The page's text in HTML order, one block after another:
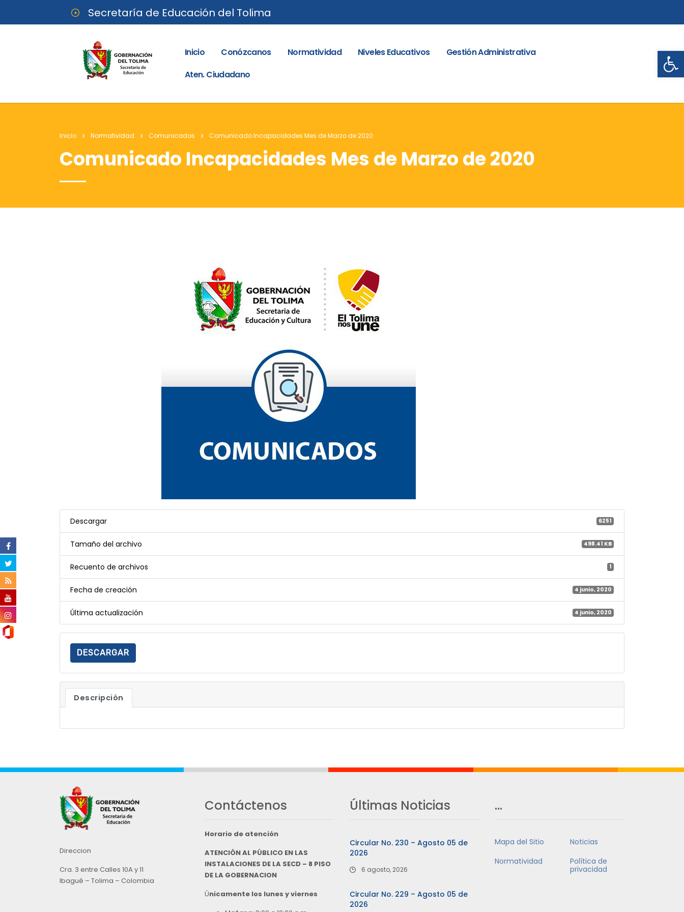
Secretaría de Educación del Tolima
Inicio Conózcanos Normatividad Niveles Educativos
Gestión Administrativa
Aten. Ciudadano
Inicio Normatividad Comunicados Comunicado Incapacidades Mes de Marzo de 2020
Comunicado Incapacidades Mes de Marzo de 2020
Descargar 6251
Tamaño del archivo 498.41 KB
Recuento de archivos 1
Fecha de creación 4 junio, 2020
Última actualización 4 junio, 2020
DESCARGAR
Descripción
Direccion
Cra. 3 entre Calles 10A y 11
Ibagué – Tolima – Colombia
Contáctenos
Horario de atención
ATENCIÓN AL PÚBLICO EN LAS
INSTALACIONES DE LA SECD – 8 PISO
DE LA GOBERNACION
Únicamente los lunes y viernes
Últimas Noticias
Circular No. 230 – Agosto 05 de
2026
6 agosto, 2026
Circular No. 229 – Agosto 05 de
2026
…
Mapa del Sitio
Noticias
Normatividad
Política de
privacidad